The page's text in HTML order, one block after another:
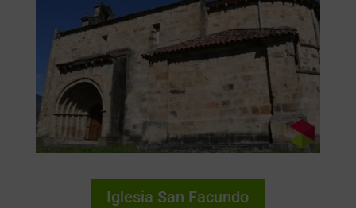
Iglesia San Facundo